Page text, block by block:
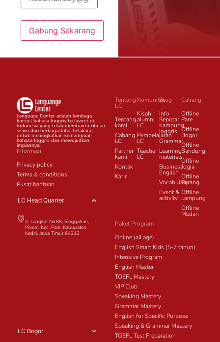
Gabung Sekarang
Language Center adalah lembaga
kursus bahasa Inggris terfavorit di
Indonesia yang telah membantu ribuan
siswa dari berbagai latar belakang
untuk meningkatkan kemampuan
bahasa Inggris dan mewujudkan
impiannya.
Informasi
Privacy policy
Terms & conditions
Pusat bantuan
LC Head Quarter
Jl. Langkat No.88, Singgahan,
Pelem, Kec. Pare, Kabupaten
Kediri, Jawa Timur 64213
LC Bogor
Tentang
LC
Tentang
kami
Cabang
LC
Partner
kami
Kontak
Karir
Komunitas
Kisah
alumni
LC
Pembelajaran
LC
Teacher
LC
Blog
Info
Seputar
Kampung
Inggris
Grammar
Learning
materials
Business
English
Vocabulary
Event &
activity
Cabang
Offline
Pare
Offline
Bogor
Offline
Bandung
Offline
Jogja
Offline
Serang
Offline
Lampung
Offline
Medan
Paket Program
Online (all age)
English Smart Kids (5-7 tahun)
Intensive Program
English Master
TOEFL Mastery
VIP Club
Speaking Mastery
Grammar Mastery
English for Specific Purpose
Speaking & Grammar Mastery
TOEFL Test Preparation